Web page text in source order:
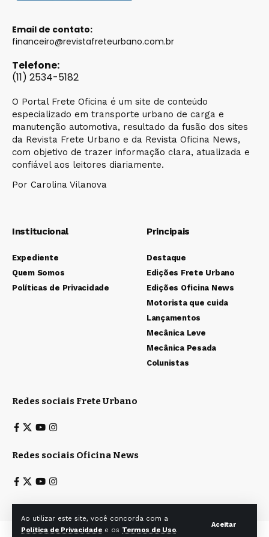
Ao utilizar este site, você concorda com a
Política de Privacidade e os Termos de Uso.
Aceitar
Email de contato:
financeiro@revistafreteurbano.com.br
Telefone:
(11) 2534-5182
O Portal Frete Oficina é um site de conteúdo
especializado em transporte urbano de carga e
manutenção automotiva, resultado da fusão dos sites
da Revista Frete Urbano e da Revista Oficina News,
com objetivo de trazer informação clara, atualizada e
confiável aos leitores diariamente.
Por Carolina Vilanova
Institucional
Expediente
Quem Somos
Políticas de Privacidade
Principais
Destaque
Edições Frete Urbano
Edições Oficina News
Motorista que cuida
Lançamentos
Mecânica Leve
Mecânica Pesada
Colunistas
Redes sociais Frete Urbano
Redes sociais Oficina News